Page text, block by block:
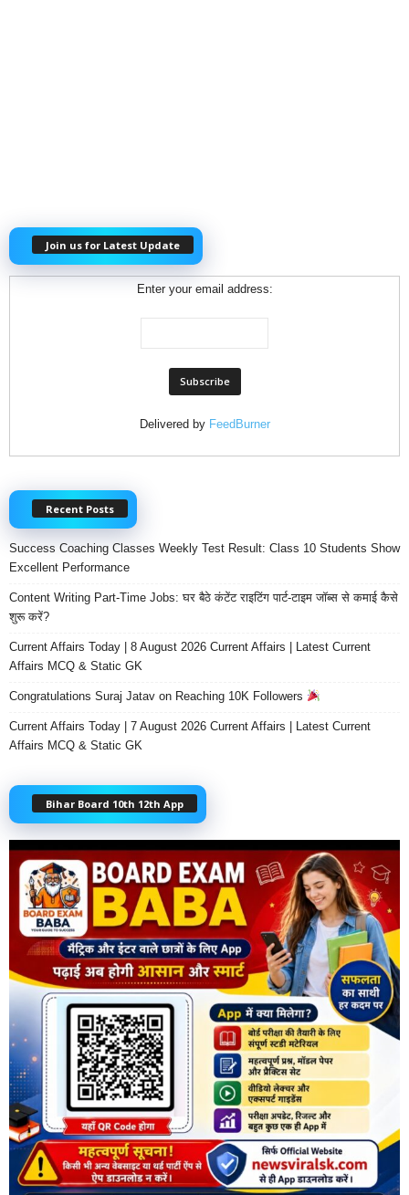
Join us for Latest Update
Enter your email address:
Delivered by FeedBurner
Recent Posts
Success Coaching Classes Weekly Test Result: Class 10 Students Show
Excellent Performance
Content Writing Part-Time Jobs: घर बैठे कंटेंट राइटिंग पार्ट-टाइम जॉब्स से कमाई कैसे
शुरू करें?
Current Affairs Today | 8 August 2026 Current Affairs | Latest Current
Affairs MCQ & Static GK
Congratulations Suraj Jatav on Reaching 10K Followers
Current Affairs Today | 7 August 2026 Current Affairs | Latest Current
Affairs MCQ & Static GK
Bihar Board 10th 12th App